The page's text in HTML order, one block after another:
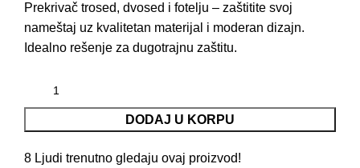
Prekrivač trosed, dvosed i fotelju – zaštitite svoj
nameštaj uz kvalitetan materijal i moderan dizajn.
Idealno rešenje za dugotrajnu zaštitu.
DODAJ U KORPU
8 Ljudi trenutno gledaju ovaj proizvod!